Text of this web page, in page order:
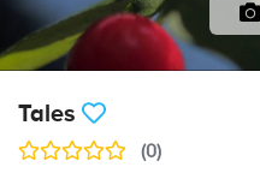
Tales
(0)